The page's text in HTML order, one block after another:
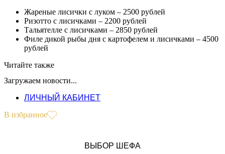
Жареные лисички с луком – 2500 рублей
Ризотто с лисичками – 2200 рублей
Тальятелле с лисичками – 2850 рублей
Филе дикой рыбы дня с картофелем и лисичками – 4500
рублей
Читайте также
Загружаем новости...
ЛИЧНЫЙ КАБИНЕТ
В избранное
ВЫБОР ШЕФА